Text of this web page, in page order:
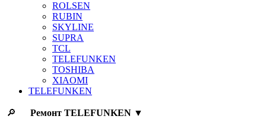
ROLSEN
RUBIN
SKYLINE
SUPRA
TCL
TELEFUNKEN
TOSHIBA
XIAOMI
TELEFUNKEN
🔎 Ремонт TELEFUNKEN ▼